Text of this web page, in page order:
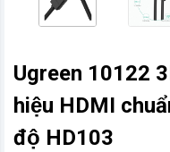
Ugreen 10122
hiệu HDMI
độ HD103